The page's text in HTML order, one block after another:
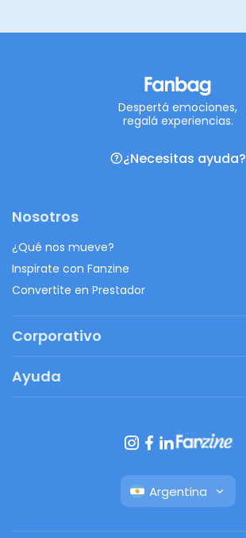
Despertá emociones,
regalá experiencias.
¿Necesitas ayuda?
Nosotros
¿Qué nos mueve?
Inspirate con Fanzine
Convertite en Prestador
Corporativo
Regalos originales
Ayuda
Botón de arrepentimiento
Argentina